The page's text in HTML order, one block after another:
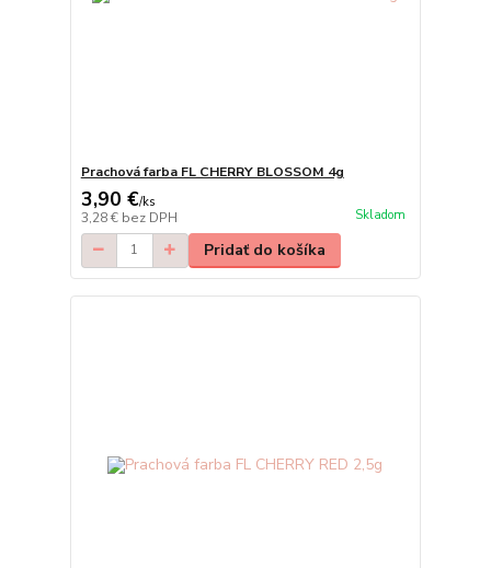
Prachová farba FL CHERRY BLOSSOM 4g
3,90 €/ks
3,28 € bez DPH Skladom
Pridať do košíka